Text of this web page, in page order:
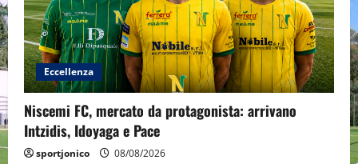
Eccellenza
Niscemi FC, mercato da protagonista: arrivano
Intzidis, Idoyaga e Pace
sportjonico 08/08/2026